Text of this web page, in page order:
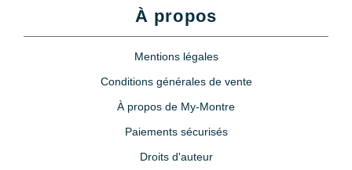
À propos
Mentions légales
Conditions générales de vente
À propos de My-Montre
Paiements sécurisés
Droits d'auteur